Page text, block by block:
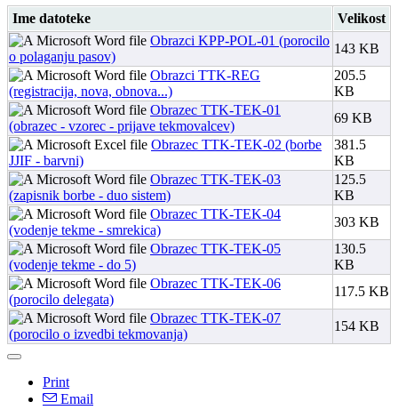
Ime datoteke
Velikost
Obrazci KPP-POL-01 (porocilo
o polaganju pasov)
143 KB
Obrazci TTK-REG
(registracija, nova, obnova...)
205.5
KB
Obrazec TTK-TEK-01
(obrazec - vzorec - prijave tekmovalcev)
69 KB
Obrazec TTK-TEK-02 (borbe
JJIF - barvni)
381.5
KB
Obrazec TTK-TEK-03
(zapisnik borbe - duo sistem)
125.5
KB
Obrazec TTK-TEK-04
(vodenje tekme - smrekica)
303 KB
Obrazec TTK-TEK-05
(vodenje tekme - do 5)
130.5
KB
Obrazec TTK-TEK-06
(porocilo delegata)
117.5 KB
Obrazec TTK-TEK-07
(porocilo o izvedbi tekmovanja)
154 KB
Print
Email